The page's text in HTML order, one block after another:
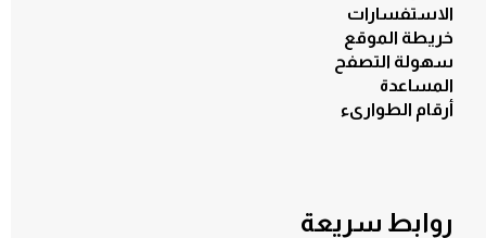
الاستفسارات
خريطة الموقع
سهولة التصفح
المساعدة
أرقام الطوارىء
روابط سريعة